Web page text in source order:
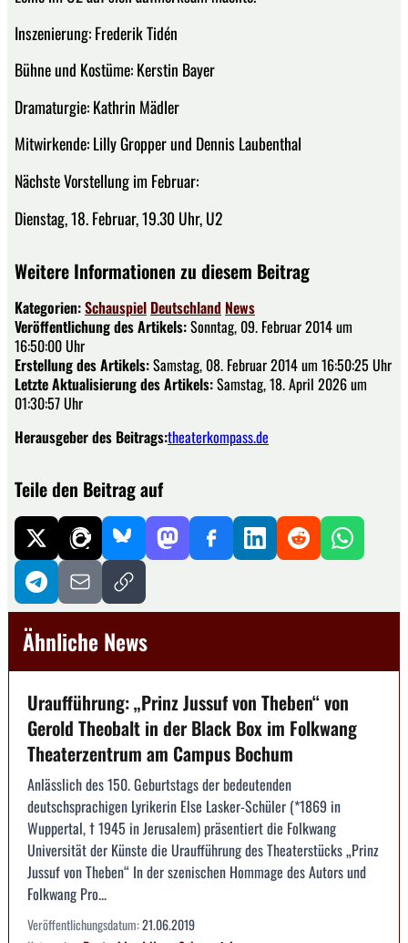
Inszenierung: Frederik Tidén
Bühne und Kostüme: Kerstin Bayer
Dramaturgie: Kathrin Mädler
Mitwirkende: Lilly Gropper und Dennis Laubenthal
Nächste Vorstellung im Februar:
Dienstag, 18. Februar, 19.30 Uhr, U2
Weitere Informationen zu diesem Beitrag
Kategorien:Schauspiel Deutschland News
Veröffentlichung des Artikels:Sonntag, 09. Februar 2014 um
16:50:00 Uhr
Erstellung des Artikels:Samstag, 08. Februar 2014 um 16:50:25 Uhr
Letzte Aktualisierung des Artikels:Samstag, 18. April 2026 um
01:30:57 Uhr
Herausgeber des Beitrags:theaterkompass.de
Teile den Beitrag auf
Ähnliche News
Uraufführung: „Prinz Jussuf von Theben“ von
Gerold Theobalt in der Black Box im Folkwang
Theaterzentrum am Campus Bochum
Anlässlich des 150. Geburtstags der bedeutenden
deutschsprachigen Lyrikerin Else Lasker-Schüler (*1869 in
Wuppertal, † 1945 in Jerusalem) präsentiert die Folkwang
Universität der Künste die Uraufführung des Theaterstücks „Prinz
Jussuf von Theben“ In der szenischen Hommage des Autors und
Folkwang Pro...
Veröffentlichungsdatum:21.06.2019